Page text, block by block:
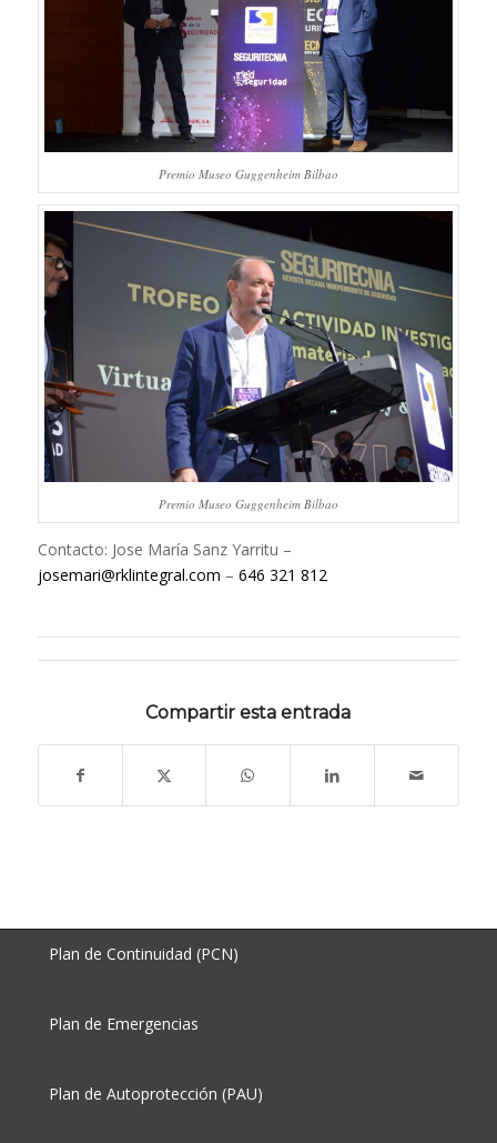
Premio Museo Guggenheim Bilbao
Premio Museo Guggenheim Bilbao
Contacto: Jose María Sanz Yarritu –
josemari@rklintegral.com – 646 321 812
Compartir esta entrada
Plan de Continuidad (PCN)
Plan de Emergencias
Plan de Autoprotección (PAU)